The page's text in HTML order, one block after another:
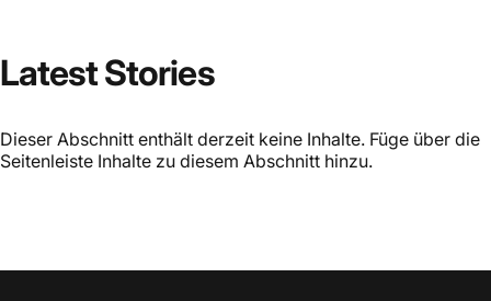
LatestStories
Dieser Abschnitt enthält derzeit keine Inhalte. Füge über die
Seitenleiste Inhalte zu diesem Abschnitt hinzu.